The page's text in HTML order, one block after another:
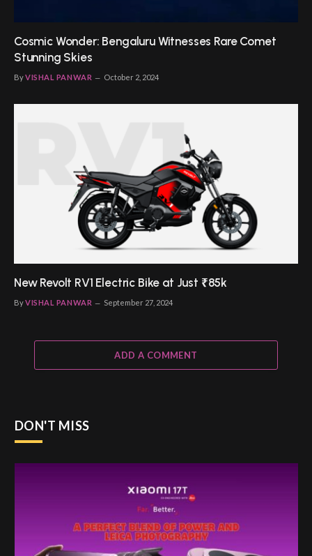
Cosmic Wonder: Bengaluru Witnesses Rare Comet
Stunning Skies
ByVISHAL PANWAR October 2, 2024
New Revolt RV1 Electric Bike at Just ₹85k
ByVISHAL PANWAR September 27, 2024
ADD A COMMENT
DON'T MISS